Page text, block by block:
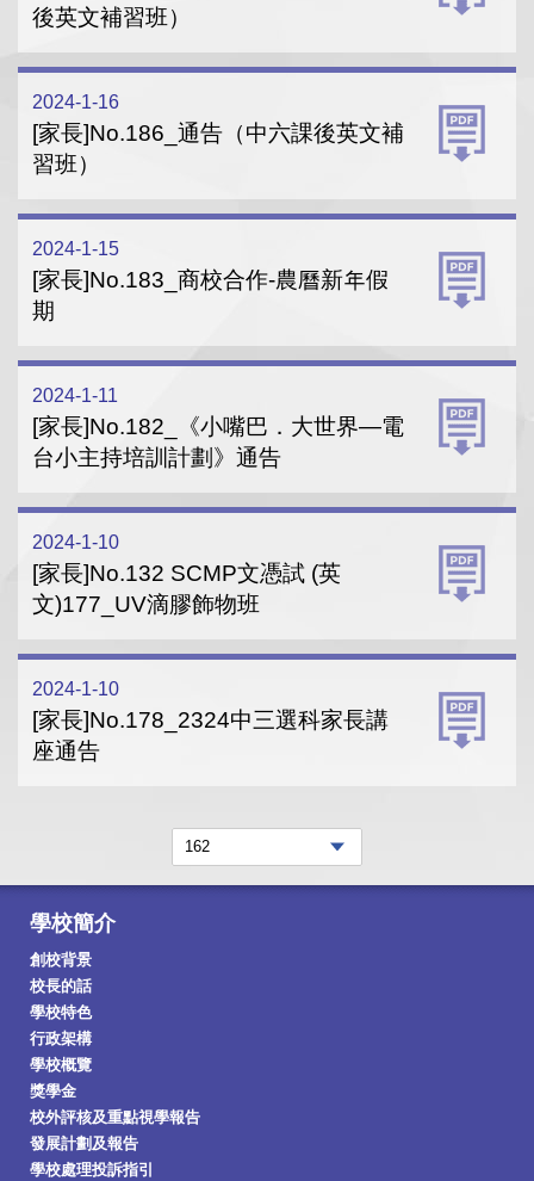
後英文補習班）
2024-1-16
[家長]No.186_通告（中六課後英文補
習班）
2024-1-15
[家長]No.183_商校合作-農曆新年假
期
2024-1-11
[家長]No.182_《小嘴巴．大世界—電
台小主持培訓計劃》通告
2024-1-10
[家長]No.132 SCMP文憑試 (英
文)177_UV滴膠飾物班
2024-1-10
[家長]No.178_2324中三選科家長講
座通告
學校簡介
創校背景
校長的話
學校特色
行政架構
學校概覽
獎學金
校外評核及重點視學報告
發展計劃及報告
學校處理投訴指引